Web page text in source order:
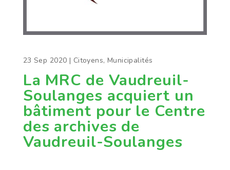
La MRC de Vaudreuil-
Soulanges acquiert un
bâtiment pour le Centre
des archives de
Vaudreuil-Soulanges
23 Sep 2020 | Citoyens, Municipalités